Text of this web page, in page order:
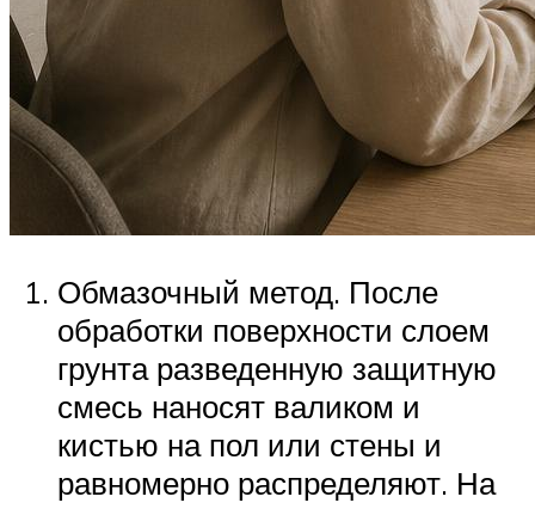
Обмазочный метод. После
обработки поверхности слоем
грунта разведенную защитную
смесь наносят валиком и
кистью на пол или стены и
равномерно распределяют. На